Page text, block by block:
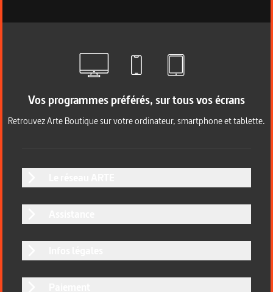
Vos programmes préférés, sur tous vos écrans
Retrouvez Arte Boutique sur votre ordinateur, smartphone et tablette.